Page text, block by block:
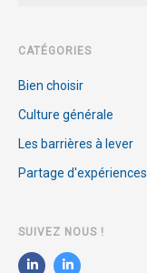
CATÉGORIES
Bien choisir
Culture générale
Les barrières à lever
Partage d'expériences
SUIVEZ NOUS !